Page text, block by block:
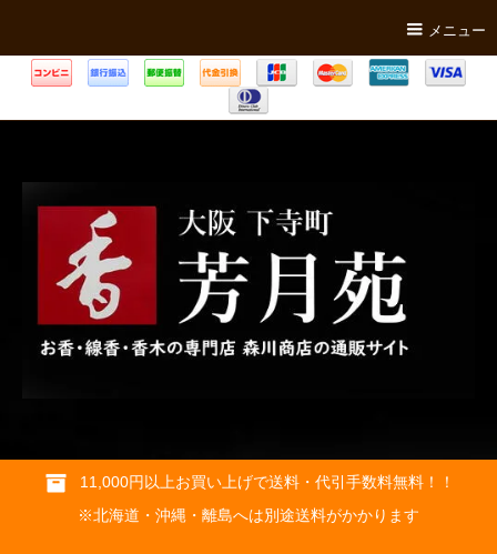
メニュー
11,000円以上お買い上げで送料・代引手数料無料！！
※北海道・沖縄・離島へは別途送料がかかります